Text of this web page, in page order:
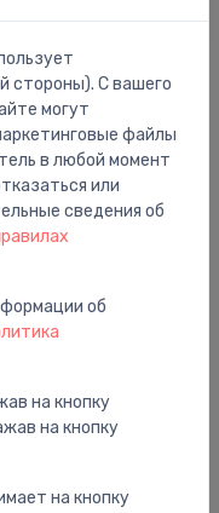
x 24-19, 90°,
стороны). С вашего
могут
файлы
в любой момент
или
сведения об
об
на кнопку
на кнопку
на кнопку